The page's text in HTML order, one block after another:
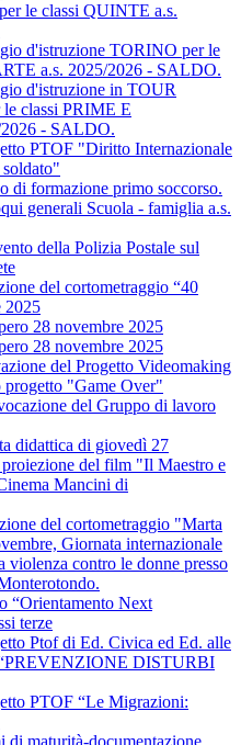
le classi QUINTE a.s.
d'istruzione TORINO per le
a.s. 2025/2026 - SALDO.
d'istruzione in TOUR
classi PRIME E
- SALDO.
PTOF "Diritto Internazionale
di formazione primo soccorso.
generali Scuola - famiglia a.s.
della Polizia Postale sul
del cortometraggio “40
2025
28 novembre 2025
28 novembre 2025
del Progetto Videomaking
"Game Over"
del Gruppo di lavoro
didattica di giovedì 27
del film "Il Maestro e
Mancini di
del cortometraggio "Marta
Giornata internazionale
violenza contro le donne presso
“Orientamento Next
terze
Ptof di Ed. Civica ed Ed. alle
“PREVENZIONE DISTURBI
PTOF “Le Migrazioni: